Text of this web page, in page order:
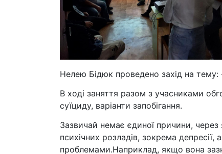
Нелею Бідюк проведено захід на тему:
В ході заняття разом з учасниками
суїциду, варіанти запобігання.
Зазвичай немає єдиної причини,
психічних розладів, зокрема
проблемами.Наприклад, якщо вона